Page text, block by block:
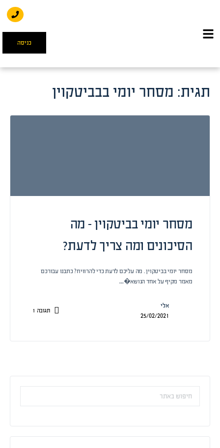
כניסה
תגית: מסחר יומי בבביטקוין
מסחר יומי בביטקוין – מה
הסיכונים ומה צריך לדעת?
מסחר יומי בביטקוין . מה עליכם לדעת כדי להרוויח? כתבנו עבורכם
מאמר מקיף על אחד הנושא�…
אלי
25/02/2021
תגובה